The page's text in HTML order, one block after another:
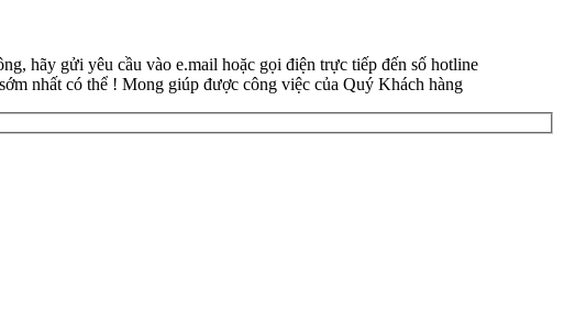
hãy gửi yêu cầu vào e.mail hoặc gọi điện trực tiếp đến số hotline
nhất có thể ! Mong giúp được công việc của Quý Khách hàng